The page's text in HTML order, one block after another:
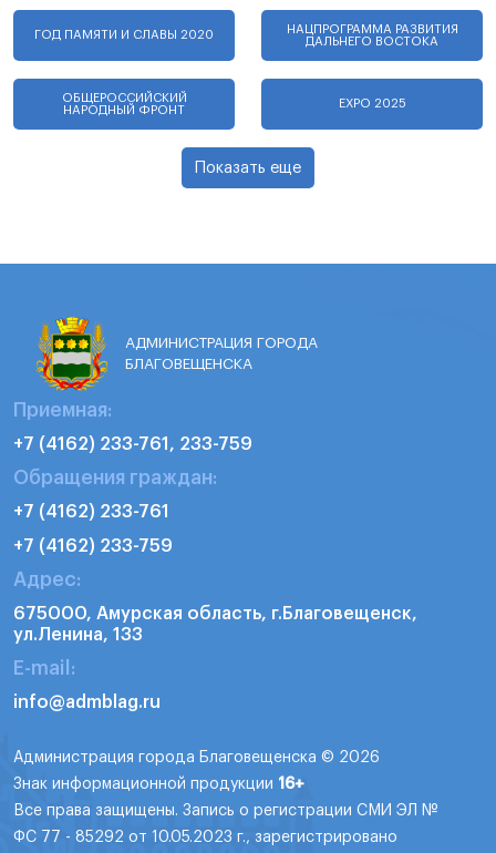
ГОД ПАМЯТИ И СЛАВЫ 2020
НАЦПРОГРАММА РАЗВИТИЯ
ДАЛЬНЕГО ВОСТОКА
ОБЩЕРОССИЙСКИЙ
НАРОДНЫЙ ФРОНТ
EXPO 2025
Показать еще
АДМИНИСТРАЦИЯ ГОРОДА
БЛАГОВЕЩЕНСКА
Приемная:
+7 (4162) 233-761, 233-759
Обращения граждан:
+7 (4162) 233-761
+7 (4162) 233-759
Адрес:
675000, Амурская область, г.Благовещенск,
ул.Ленина, 133
E-mail:
info@admblag.ru
Администрация города Благовещенска © 2026
Знак информационной продукции 16+
Все права защищены. Запись о регистрации СМИ ЭЛ №
ФС 77 - 85292 от 10.05.2023 г., зарегистрировано